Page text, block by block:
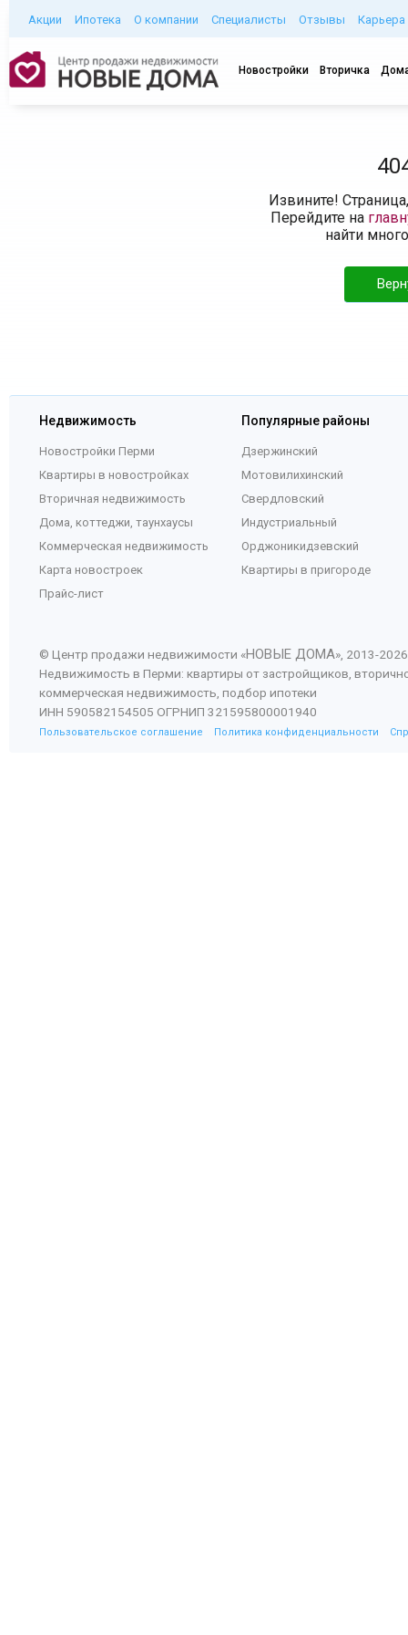
Акции Ипотека О компании Специалисты Отзывы Карьера
Новостройки Вторичка
Извините!
Перейдите на
найти
Недвижимость
Новостройки Перми
Квартиры в новостройках
Вторичная недвижимость
Дома, коттеджи, таунхаусы
Коммерческая недвижимость
Карта новостроек
Прайс-лист
Популярные районы
Дзержинский
Мотовилихинский
Свердловский
Индустриальный
Орджоникидзевский
Квартиры в пригороде
© Центр продажи недвижимости «НОВЫЕ ДОМА», 2013-2026
Недвижимость в Перми: квартиры от застройщиков,
коммерческая недвижимость, подбор ипотеки
ИНН 590582154505 ОГРНИП 321595800001940
Пользовательское соглашение Политика конфиденциальности